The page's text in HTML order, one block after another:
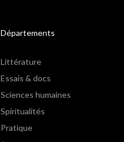
Départements
Littérature
Essais & docs
Sciences humaines
Spiritualités
Pratique